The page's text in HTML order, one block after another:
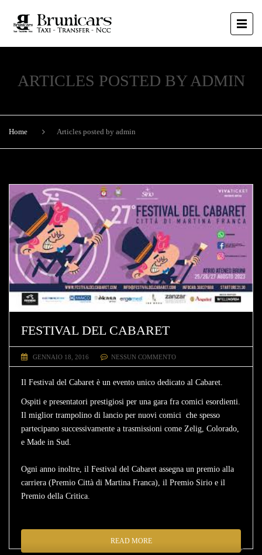
ARTICLES POSTED BY ADMIN
Home Articles posted by admin
FESTIVAL DEL CABARET
GENNAIO 18, 2016 NESSUN COMMENTO
Il Festival del Cabaret è un evento unico dedicato al Cabaret.
Ospiti e presentatori prestigiosi per una gara fra comici esordienti.
Il miglior trampolino di lancio per nuovi comici che spesso
partecipano successivamente a trasmissioni come Zelig, Colorado,
e Made in Sud.
Ogni anno inoltre, il Festival del Cabaret assegna un premio alla
carriera (Premio Città di Martina Franca), il Premio Sirio e il
Premio della Critica.
READ MORE